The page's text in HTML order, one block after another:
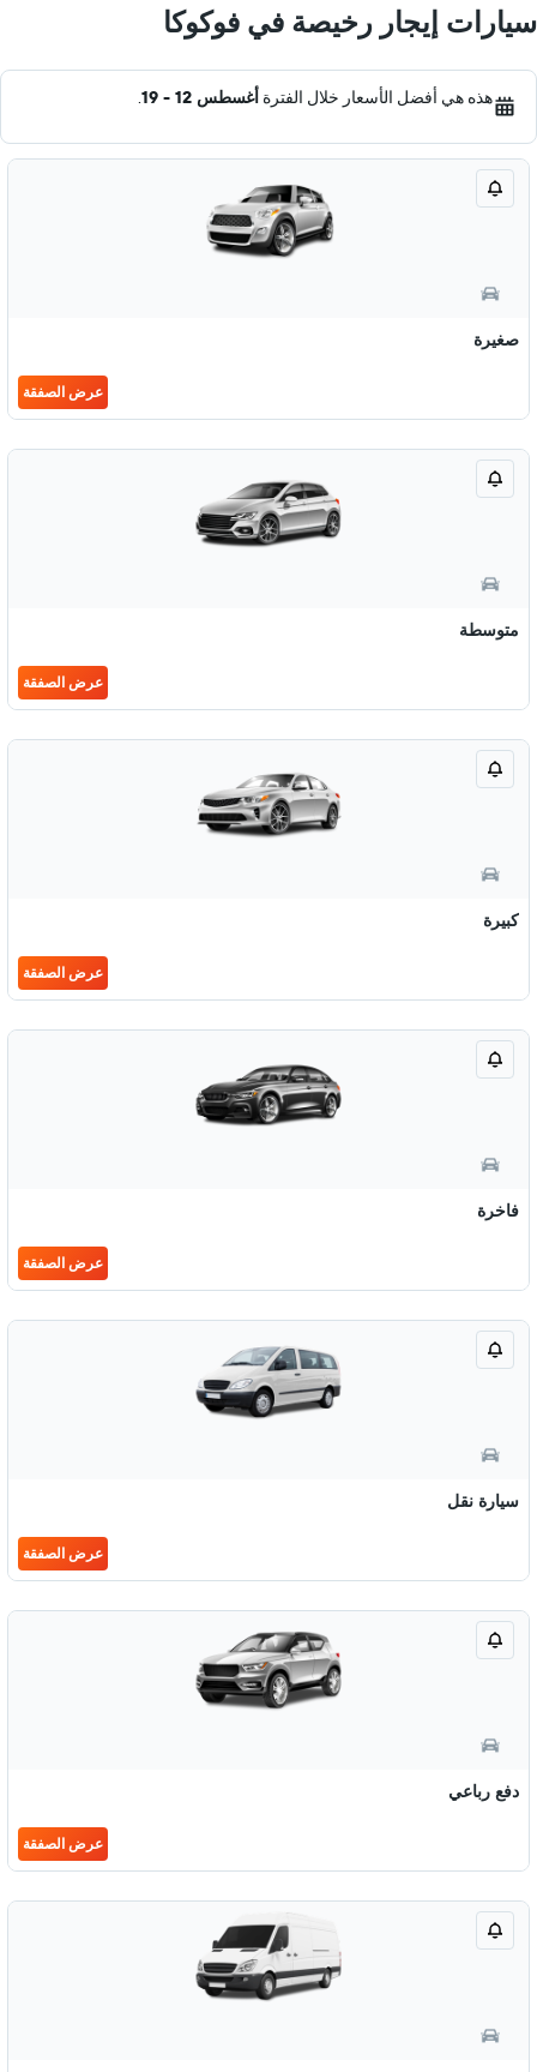
سيارات إيجار رخيصة في فوكوكا
هذه هي أفضل الأسعار خلال الفترة أغسطس 12 - 19 .
صغيرة
عرض الصفقة
متوسطة
عرض الصفقة
كبيرة
عرض الصفقة
فاخرة
عرض الصفقة
سيارة نقل
عرض الصفقة
دفع رباعي
عرض الصفقة